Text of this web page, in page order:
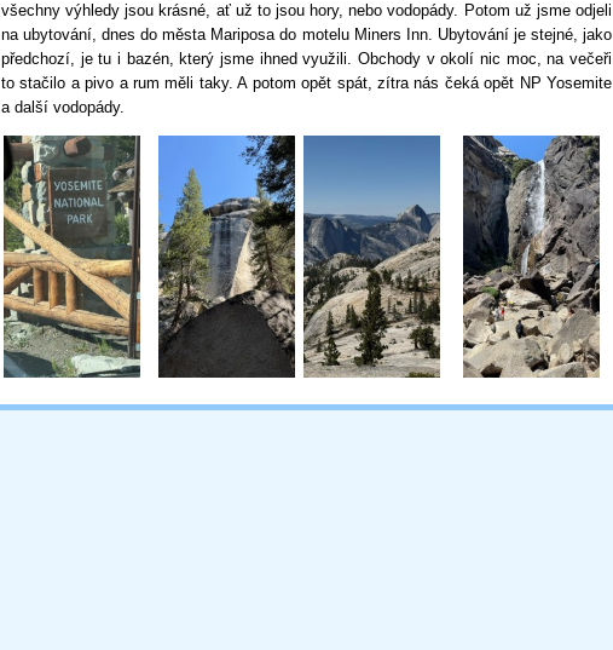
všechny výhledy jsou krásné, ať už to jsou hory, nebo vodopády. Potom už jsme odjeli
na ubytování, dnes do města Mariposa do motelu Miners Inn. Ubytování je stejné, jako
předchozí, je tu i bazén, který jsme ihned využili. Obchody v okolí nic moc, na večeři
to stačilo a pivo a rum měli taky. A potom opět spát, zítra nás čeká opět NP Yosemite
a další vodopády.